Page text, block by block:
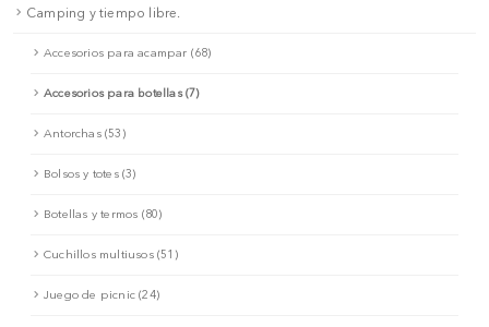
Camping y tiempo libre.
Accesorios para acampar (68)
Accesorios para botellas (7)
Antorchas (53)
Bolsos y totes (3)
Botellas y termos (80)
Cuchillos multiusos (51)
Juego de picnic (24)